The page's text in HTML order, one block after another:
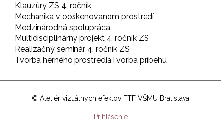
Klauzúry ZS 4. ročník
Mechanika v ooskenovanom prostredí
Medzinárodná spolupráca
Multidisciplinárny projekt 4. ročník ZS
Realizačný seminár 4. ročník ZS
Tvorba herného prostrediaTvorba príbehu
© Ateliér vizuálnych efektov FTF VŠMU Bratislava
Prihlásenie